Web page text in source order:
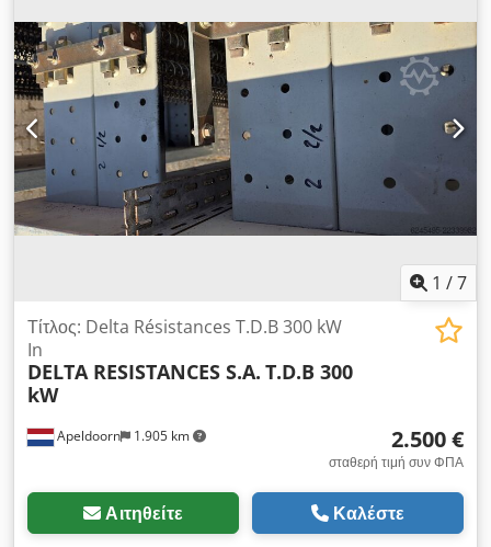
mm -Βάρος: 40 kg
1 /7
Apeldoorn 1.905 km
Τίτλος: Delta Résistances T.D.B 300 kW
In
DELTA RESISTANCES S.A. T.D.B 300
kW
2.500 €
σταθερή τιμή συν ΦΠΑ
Αιτηθείτε Καλέστε